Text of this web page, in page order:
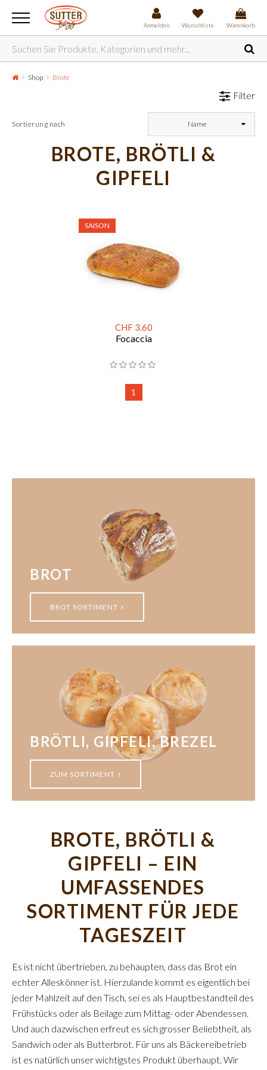
Anmelden Wunschliste Warenkorb
Shop Brote
Filter
Sortierung nach Name
BROTE, BRÖTLI &
GIPFELI
CHF 3.60
Focaccia
SAISON
1
BROT
BROT SORTIMENT
BRÖTLI, GIPFELI, BREZEL
ZUM SORTIMENT
BROTE, BRÖTLI &
GIPFELI – EIN
UMFASSENDES
SORTIMENT FÜR JEDE
TAGESZEIT
Es ist nicht übertrieben, zu behaupten, dass das Brot ein
echter Alleskönner ist. Hierzulande kommt es eigentlich bei
jeder Mahlzeit auf den Tisch, sei es als Hauptbestandteil des
Frühstücks oder als Beilage zum Mittag- oder Abendessen.
Und auch dazwischen erfreut es sich grosser Beliebtheit, als
Sandwich oder als Butterbrot. Für uns als Bäckereibetrieb
ist es natürlich unser wichtigstes Produkt überhaupt. Wir